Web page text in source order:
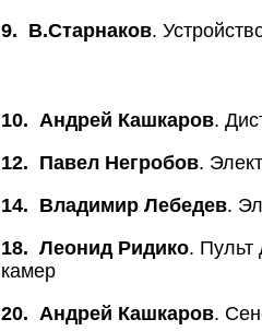
9. В.Старнаков.
10. Андрей Кашкаров.
12. Павел Негробов.
14. Владимир Лебедев.
18. Леонид Ридико. Пульт
камер
20. Андрей Кашкаров.